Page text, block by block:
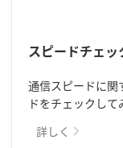
スピードチェッ
通信スピードに関
ドをチェックして
詳しく